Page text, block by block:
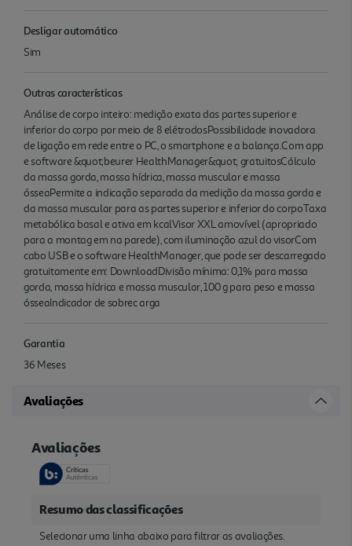
Desligar automático
Sim
Outras características
Análise de corpo inteiro: medição exata das partes superior e
inferior do corpo por meio de 8 elétrodosPossibilidade inovadora
de ligação em rede entre o PC, o smartphone e a balança.Com app
e software &quot;beurer HealthManager&quot; gratuitosCálculo
da massa gorda, massa hídrica, massa muscular e massa
ósseaPermite a indicação separada da medição da massa gorda e
da massa muscular para as partes superior e inferior do corpoTaxa
metabólica basal e ativa em kcalVisor XXL amovível (apropriado
para a montag em na parede), com iluminação azul do visorCom
cabo USB e o software HealthManager, que pode ser descarregado
gratuitamente em: DownloadDivisão mínima: 0,1% para massa
gorda, massa hídrica e massa muscular, 100 g para peso e massa
ósseaIndicador de sobrec arga
Garantia
36 Meses
Avaliações